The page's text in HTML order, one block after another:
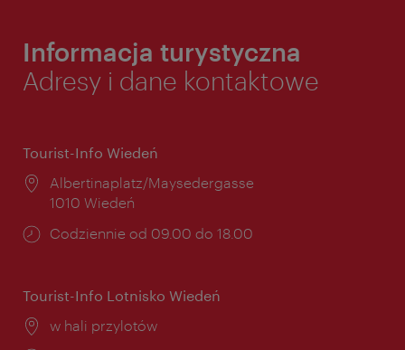
Informacja turystyczna
Adresy i dane kontaktowe
Tourist-Info Wiedeń
Miejsce:
Albertinaplatz/Maysedergasse
1010 Wiedeń
Godziny
Codziennie od 09.00 do 18.00
Tourist-Info Lotnisko Wiedeń
Miejsce:
w hali przylotów